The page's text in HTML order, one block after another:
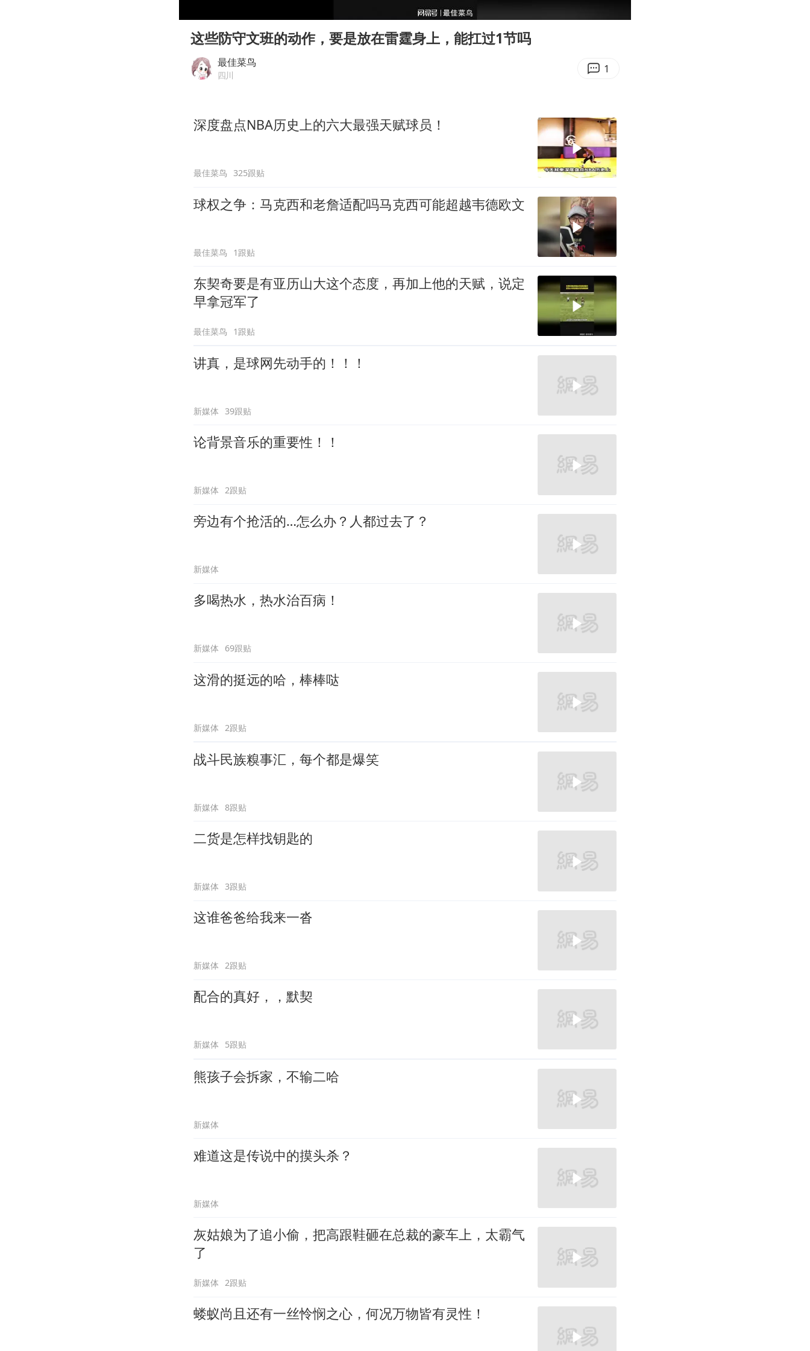
名创优品回应女子吐槽内裤质量差
飞机票免费退改真的来了
38岁演员求职万岁山NPC成功
这些防守文班的动作，要是放在雷霆身上，能扛过1节吗
最佳菜鸟
四川 1
深度盘点NBA历史上的六大最强天赋球员！
最佳菜鸟 325跟贴
球权之争：马克西和老詹适配吗马克西可能超越韦德欧文
最佳菜鸟 1跟贴
东契奇要是有亚历山大这个态度，再加上他的天赋，说定
早拿冠军了
最佳菜鸟 1跟贴
讲真，是球网先动手的！！！
新媒体 39跟贴
论背景音乐的重要性！！
新媒体 2跟贴
旁边有个抢活的…怎么办？人都过去了？
新媒体
多喝热水，热水治百病！
新媒体 69跟贴
这滑的挺远的哈，棒棒哒
新媒体 2跟贴
战斗民族糗事汇，每个都是爆笑
新媒体 8跟贴
二货是怎样找钥匙的
新媒体 3跟贴
这谁爸爸给我来一沓
新媒体 2跟贴
配合的真好，，默契
新媒体 5跟贴
熊孩子会拆家，不输二哈
新媒体
难道这是传说中的摸头杀？
新媒体
灰姑娘为了追小偷，把高跟鞋砸在总裁的豪车上，太霸气
了
新媒体 2跟贴
蝼蚁尚且还有一丝怜悯之心，何况万物皆有灵性！